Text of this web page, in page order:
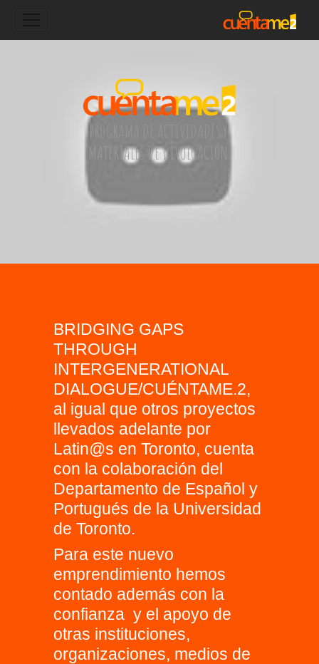
MATERIALES DE DIVULGACIÓN
BRIDGING GAPS
THROUGH
INTERGENERATIONAL
DIALOGUE/CUÉNTAME.2,
al igual que otros proyectos
llevados adelante por
Latin@s en Toronto, cuenta
con la colaboración del
Departamento de Español y
Portugués de la Universidad
de Toronto.
Para este nuevo
emprendimiento hemos
contado además con la
confianza y el apoyo de
otras instituciones,
organizaciones, medios de